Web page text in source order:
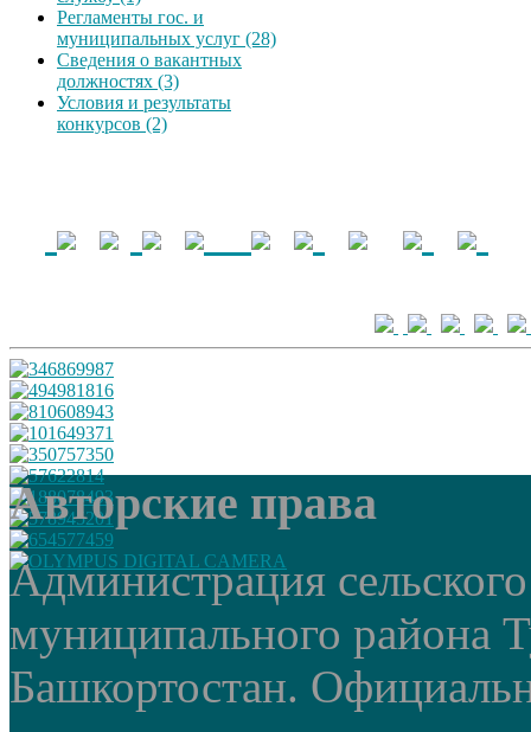
Регламенты гос. и
муниципальных услуг (28)
Сведения о вакантных
должностях (3)
Условия и результаты
конкурсов (2)
Авторские права
Администрация
муниципального района
Башкортостан.